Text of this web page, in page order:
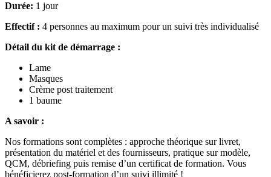
Durée: 1 jour
Effectif : 4 personnes au maximum pour un suivi très individualisé
Détail du kit de démarrage :
Lame
Masques
Crème post traitement
1 baume
A savoir :
Nos formations sont complètes : approche théorique sur livret,
présentation du matériel et des fournisseurs, pratique sur modèle,
QCM, débriefing puis remise d’un certificat de formation. Vous
bénéficierez post-formation d’un suivi illimité !